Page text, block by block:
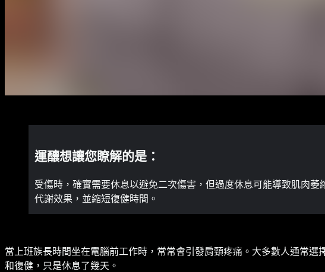
運釀想讓您瞭解的是：
受傷時，確實需要休息以避免二次傷害，但過度休息可能導致肌肉
代謝效果，並縮短復健時間。
當上班族長時間坐在電腦前工作時，常常會引發肩頸疼痛。大多數人通常
和復健，只是休息了幾天。